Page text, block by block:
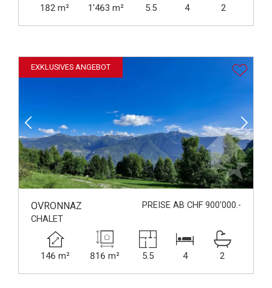
182 m² 1'463 m² 5.5 4 2
EXKLUSIVES ANGEBOT
OVRONNAZ
PREISE AB CHF 900'000.-
CHALET
146 m² 816 m² 5.5 4 2